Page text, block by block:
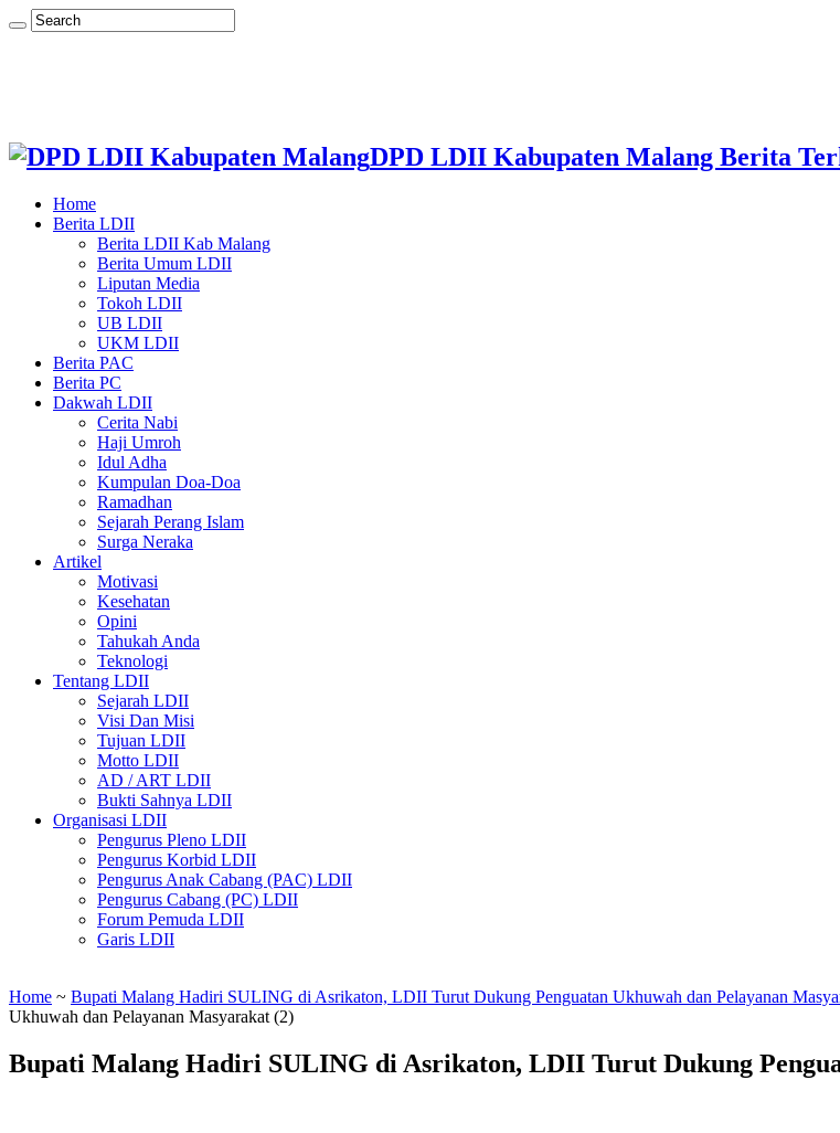
DPD LDII Kabupaten Malang Berita
Home
Berita LDII
Berita LDII Kab Malang
Berita Umum LDII
Liputan Media
Tokoh LDII
UB LDII
UKM LDII
Berita PAC
Berita PC
Dakwah LDII
Cerita Nabi
Haji Umroh
Idul Adha
Kumpulan Doa-Doa
Ramadhan
Sejarah Perang Islam
Surga Neraka
Artikel
Motivasi
Kesehatan
Opini
Tahukah Anda
Teknologi
Tentang LDII
Sejarah LDII
Visi Dan Misi
Tujuan LDII
Motto LDII
AD / ART LDII
Bukti Sahnya LDII
Organisasi LDII
Pengurus Pleno LDII
Pengurus Korbid LDII
Pengurus Anak Cabang (PAC) LDII
Pengurus Cabang (PC) LDII
Forum Pemuda LDII
Garis LDII
Home ~ Bupati Malang Hadiri SULING di Asrikaton, LDII Turut Dukung Penguatan Ukhuwah dan Pelayanan
Ukhuwah dan Pelayanan Masyarakat (2)
Bupati Malang Hadiri SULING di Asrikaton, LDII Turut Dukung